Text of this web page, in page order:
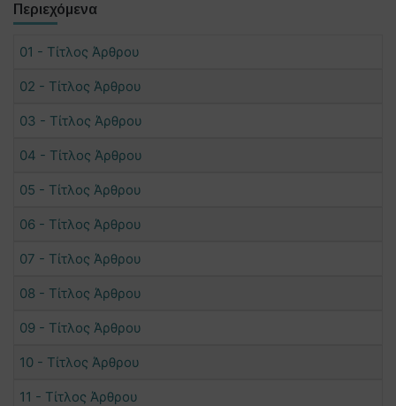
Περιεχόμενα
01 - Τίτλος Άρθρου
02 - Τίτλος Άρθρου
03 - Τίτλος Άρθρου
04 - Τίτλος Άρθρου
05 - Τίτλος Άρθρου
06 - Τίτλος Άρθρου
07 - Τίτλος Άρθρου
08 - Τίτλος Άρθρου
09 - Τίτλος Άρθρου
10 - Τίτλος Άρθρου
11 - Τίτλος Άρθρου